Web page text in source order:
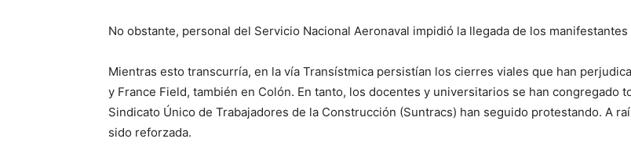
No obstante, personal del Servicio Nacional Aeronaval impidió la llegada de los
Mientras esto transcurría, en la vía Transístmica persistían los cierres viales que han
y France Field, también en Colón. En tanto, los docentes y universitarios se han congregado
Sindicato Único de Trabajadores de la Construcción (Suntracs) han seguido protestando. A
sido reforzada.